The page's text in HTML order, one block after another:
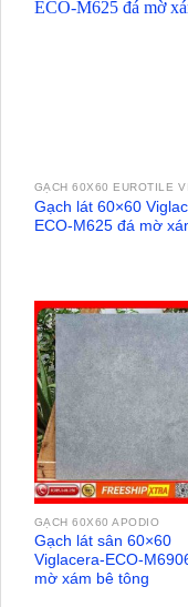
Gạch lát 60×60
ECO-M625 đá mờ
GẠCH 60X60 APODIO
Gạch lát sân 60×60
Viglacera-ECO-
mờ xám bê tông